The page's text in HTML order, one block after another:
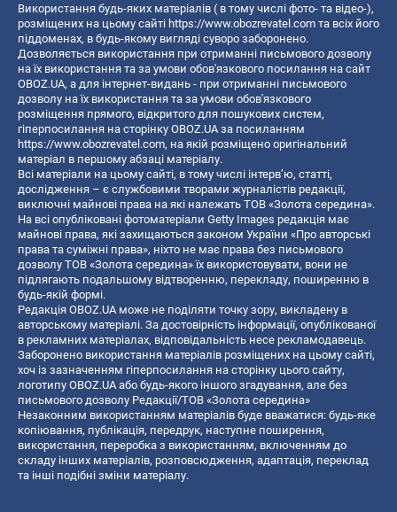
Використання будь-яких матеріалів ( в тому числі фото- та відео-),
розміщених на цьому сайті https://www.obozrevatel.com та всіх його
піддоменах, в будь-якому вигляді суворо заборонено.
Дозволяється використання при отриманні письмового дозволу
на їх використання та за умови обов'язкового посилання на сайт
OBOZ.UA, а для інтернет-видань - при отриманні письмового
дозволу на їх використання та за умови обов'язкового
розміщення прямого, відкритого для пошукових систем,
гіперпосилання на сторінку OBOZ.UA за посиланням
https://www.obozrevatel.com, на якій розміщено оригінальний
матеріал в першому абзаці матеріалу.
Всі матеріали на цьому сайті, в тому числі інтерв’ю, статті,
дослідження – є службовими творами журналістів редакції,
виключні майнові права на які належать ТОВ «Золота середина».
На всі опубліковані фотоматеріали Getty Images редакція має
майнові права, які захищаються законом України «Про авторські
права та суміжні права», ніхто не має права без письмового
дозволу ТОВ «Золота середина» їх використовувати, вони не
підлягають подальшому відтворенню, перекладу, поширенню в
будь-якій формі.
Редакція OBOZ.UA може не поділяти точку зору, викладену в
авторському матеріалі. За достовірність інформації, опублікованої
в рекламних матеріалах, відповідальність несе рекламодавець.
Заборонено використання матеріалів розміщених на цьому сайті,
хоч із зазначенням гіперпосилання на сторінку цього сайту,
логотипу OBOZ.UA або будь-якого іншого згадування, але без
письмового дозволу Редакції/ТОВ «Золота середина»
Незаконним використанням матеріалів буде вважатися: будь-яке
копiювання, публiкацiя, передрук, наступне поширення,
використання, переробка з використанням, включенням до
складу інших матеріалів, розповсюдження, адаптація, переклад
та інші подібні зміни матеріалу.